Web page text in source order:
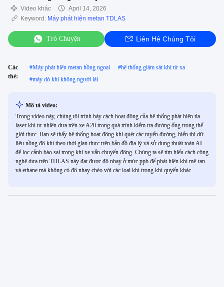
Video khác
April 14, 2026
Keyword: Máy phát hiện metan TDLAS
Trò Chuyện Liên Hệ Chúng Tôi
Các
thẻ:
#Máy phát hiện metan hồng ngoại #hệ thống giám sát khí từ xa
#máy dò khí không người lái
Mô tả video:
Trong video này, chúng tôi trình bày cách hoạt động của hệ thống phát hiện tia
laser khí tự nhiên dựa trên xe A20 trong quá trình kiểm tra đường ống trong thế
giới thực. Bạn sẽ thấy hệ thống hoạt động khi quét các tuyến đường, hiển thị dữ
liệu nồng độ khí theo thời gian thực trên bản đồ địa lý và sử dụng thuật toán AI
để lọc cảnh báo sai trong khi xe vẫn chuyển động. Chúng ta sẽ tìm hiểu cách công
nghệ dựa trên TDLAS này đạt được độ nhạy ở mức ppb để phát hiện khí mê-tan
và ethane mà không có độ nhạy chéo với các loại khí trong khí quyển khác.